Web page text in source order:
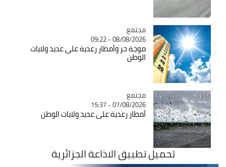
Catégorie
مجتمع
08/08/2026 - 09:22
موجة حر وأمطار رعدية على عديد ولايات
الوطن
Catégorie
مجتمع
07/08/2026 - 15:37
أمطار رعدية على عديد ولايات الوطن
تحميل تطبيق الاذاعة الجزائرية